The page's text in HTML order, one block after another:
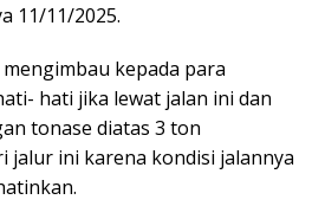
11/11/2025.
kepada para
hati jika lewat jalan ini dan
tonase diatas 3 ton
jalur ini karena kondisi jalannya